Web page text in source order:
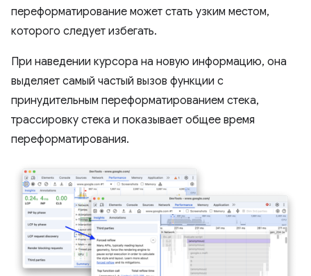
переформатирование может стать узким местом,
которого следует избегать.
При наведении курсора на новую информацию, она
выделяет самый частый вызов функции с
принудительным переформатированием стека,
трассировку стека и показывает общее время
переформатирования.